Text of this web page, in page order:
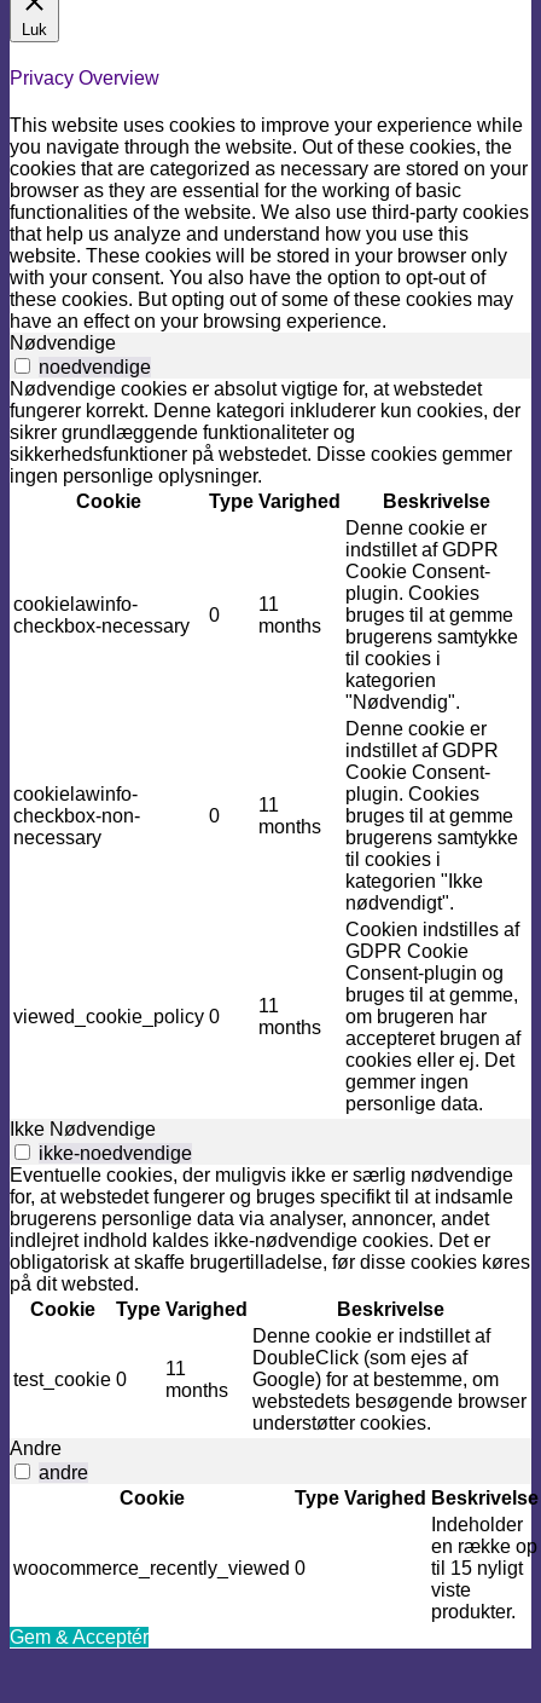
Luk
Privacy Overview
This website uses cookies to improve your experience while
you navigate through the website. Out of these cookies, the
cookies that are categorized as necessary are stored on your
browser as they are essential for the working of basic
functionalities of the website. We also use third-party cookies
that help us analyze and understand how you use this
website. These cookies will be stored in your browser only
with your consent. You also have the option to opt-out of
these cookies. But opting out of some of these cookies may
have an effect on your browsing experience.
Nødvendige
noedvendige
Nødvendige cookies er absolut vigtige for, at webstedet
fungerer korrekt. Denne kategori inkluderer kun cookies, der
sikrer grundlæggende funktionaliteter og
sikkerhedsfunktioner på webstedet. Disse cookies gemmer
ingen personlige oplysninger.
Cookie
Type Varighed Beskrivelse
cookielawinfo-
checkbox-necessary
0
11
months
Denne cookie er
indstillet af GDPR
Cookie Consent-
plugin. Cookies
bruges til at gemme
brugerens samtykke
til cookies i
kategorien
"Nødvendig".
cookielawinfo-
checkbox-non-
necessary
0
11
months
Denne cookie er
indstillet af GDPR
Cookie Consent-
plugin. Cookies
bruges til at gemme
brugerens samtykke
til cookies i
kategorien "Ikke
nødvendigt".
viewed_cookie_policy 0
11
months
Cookien indstilles af
GDPR Cookie
Consent-plugin og
bruges til at gemme,
om brugeren har
accepteret brugen af ​​
cookies eller ej. Det
gemmer ingen
personlige data.
Ikke Nødvendige
ikke-noedvendige
Eventuelle cookies, der muligvis ikke er særlig nødvendige
for, at webstedet fungerer og bruges specifikt til at indsamle
brugerens personlige data via analyser, annoncer, andet
indlejret indhold kaldes ikke-nødvendige cookies. Det er
obligatorisk at skaffe brugertilladelse, før disse cookies køres
på dit websted.
Cookie
Type Varighed Beskrivelse
test_cookie 0
11
months
Denne cookie er indstillet af
DoubleClick (som ejes af
Google) for at bestemme, om
webstedets besøgende browser
understøtter cookies.
Andre
andre
Cookie
Type Varighed Beskrivelse
woocommerce_recently_viewed 0
Indeholder
en række op
til 15 nyligt
viste
produkter.
Gem & Acceptér